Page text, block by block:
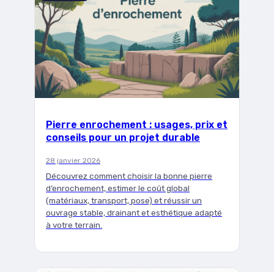
Pierre enrochement : usages, prix et
conseils pour un projet durable
28 janvier 2026
Découvrez comment choisir la bonne pierre
d’enrochement, estimer le coût global
(matériaux, transport, pose) et réussir un
ouvrage stable, drainant et esthétique adapté
à votre terrain.